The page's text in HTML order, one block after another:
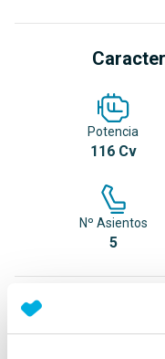
Potencia
116 Cv
Nº Asientos
5